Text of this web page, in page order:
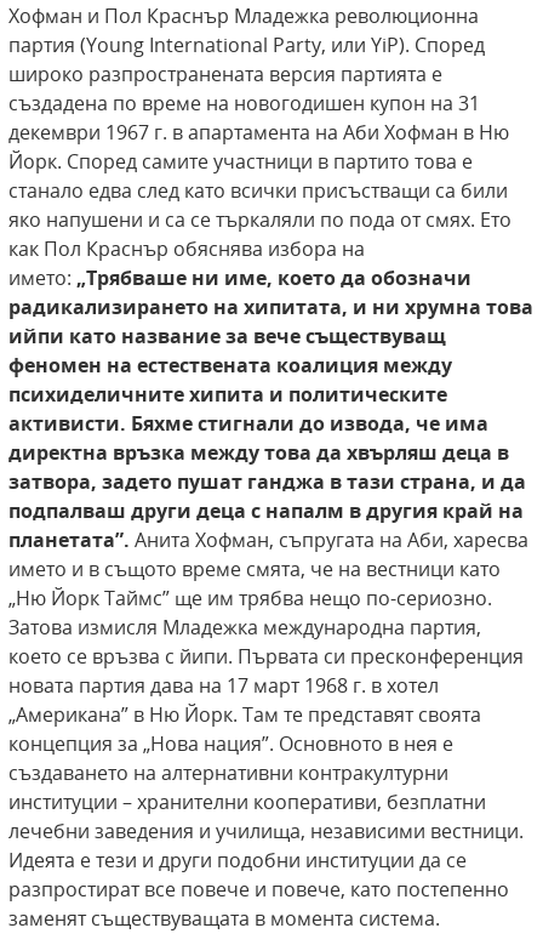
Хофман и Пол Краснър Младежка революционна
партия (Young International Party, или YiP). Според
широко разпространената версия партията е
създадена по време на новогодишен купон на 31
декември 1967 г. в апартамента на Аби Хофман в Ню
Йорк. Според самите участници в партито това е
станало едва след като всички присъстващи са били
яко напушени и са се търкаляли по пода от смях. Ето
как Пол Краснър обяснява избора на
името: „Трябваше ни име, което да обозначи
радикализирането на хипитата, и ни хрумна това
ийпи като название за вече съществуващ
феномен на естествената коалиция между
психиделичнитехипита и политическите
активисти. Бяхместигнали до извода, че има
директна връзка между това да хвърляш деца в
затвора, задето пушат ганджа в тази страна, и да
подпалваш други деца с напалм в другия край на
планетата”. Анита Хофман, съпругата на Аби, харесва
името и в същото време смята, че на вестници като
„Ню Йорк Таймс” ще им трябва нещо по-сериозно.
Затова измисля Младежка международна партия,
което се връзва с йипи. Първата си пресконференция
новата партия дава на 17 март 1968 г. в хотел
„Американа” в Ню Йорк. Там те представят своята
концепция за „Нова нация”. Основното в нея е
създаването на алтернативни контракултурни
институции – хранителни кооперативи, безплатни
лечебни заведения и училища, независими вестници.
Идеята е тези и други подобни институции да се
разпростират все повече и повече, като постепенно
заменят съществуващата в момента система.